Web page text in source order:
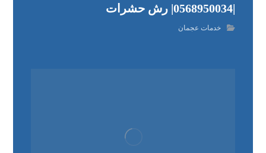
|0568950034| رش حشرات
خدمات عجمان